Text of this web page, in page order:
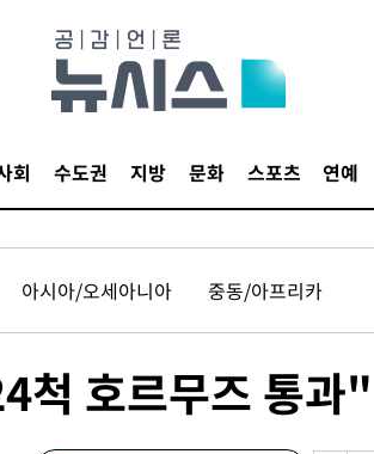
회 수도권 지방 문화 스포츠 연예
아시아/오세아니아 중동/아프리카
척 호르무즈 통과"